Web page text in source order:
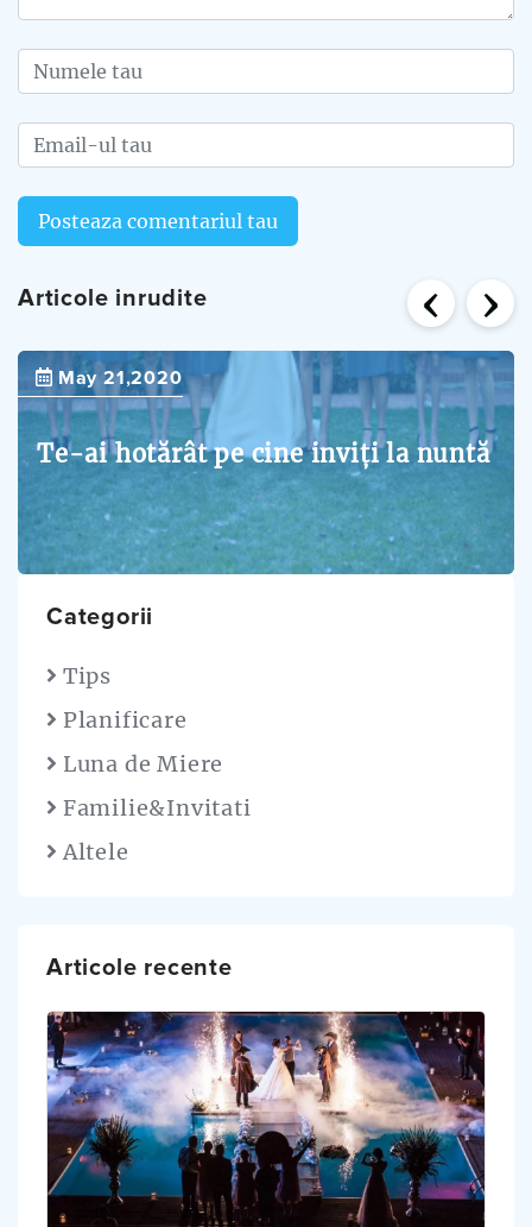
Posteaza comentariul tau
Articole inrudite
May 21,2020
Te-ai hotărât pe cine inviți la nuntă
‹ ›
Categorii
Tips
Planificare
Luna de Miere
Familie&Invitati
Altele
Articole recente